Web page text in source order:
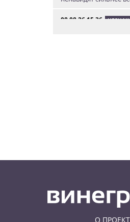
08.08.26 15:36
О